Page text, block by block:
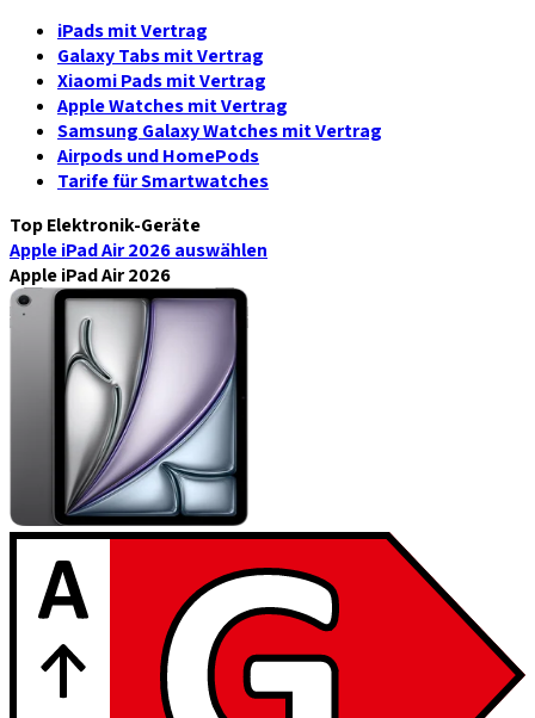
iPads mit Vertrag
Galaxy Tabs mit Vertrag
Xiaomi Pads mit Vertrag
Apple Watches mit Vertrag
Samsung Galaxy Watches mit Vertrag
Airpods und HomePods
Tarife für Smartwatches
Top Elektronik-Geräte
Apple iPad Air 2026auswählen
Apple iPad Air 2026